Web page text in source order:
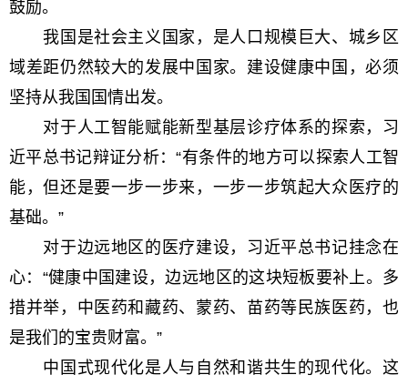
鼓励。
我国是社会主义国家，是人口规模巨大、城乡区
域差距仍然较大的发展中国家。建设健康中国，必须
坚持从我国国情出发。
对于人工智能赋能新型基层诊疗体系的探索，习
近平总书记辩证分析：“有条件的地方可以探索人工智
能，但还是要一步一步来，一步一步筑起大众医疗的
基础。”
对于边远地区的医疗建设，习近平总书记挂念在
心：“健康中国建设，边远地区的这块短板要补上。多
措并举，中医药和藏药、蒙药、苗药等民族医药，也
是我们的宝贵财富。”
中国式现代化是人与自然和谐共生的现代化。这